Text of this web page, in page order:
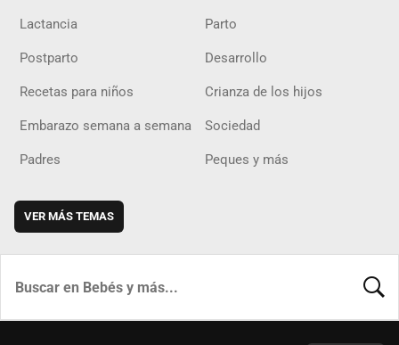
Lactancia Parto
Postparto Desarrollo
Recetas para niños Crianza de los hijos
Embarazo semana a semana Sociedad
Padres Peques y más
VER MÁS TEMAS